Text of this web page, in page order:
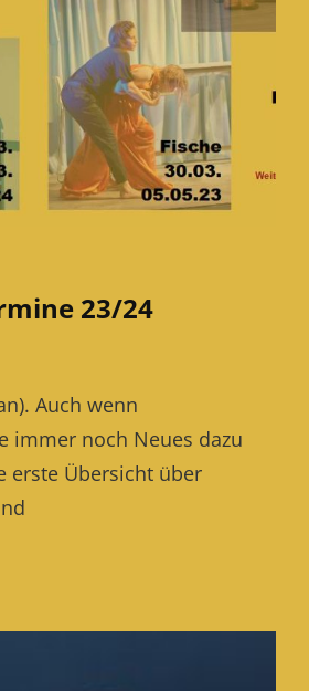
23/24
Auch wenn
immer noch Neues dazu
erste Übersicht über